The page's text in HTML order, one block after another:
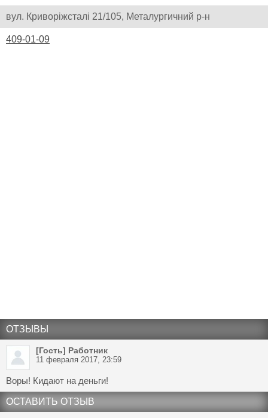
вул. Криворіжсталі 21/105, Металургичний р-н
409-01-09
ОТЗЫВЫ
[Гость] Работник
11 февраля 2017, 23:59
Воры! Кидают на деньги!
ОСТАВИТЬ ОТЗЫВ